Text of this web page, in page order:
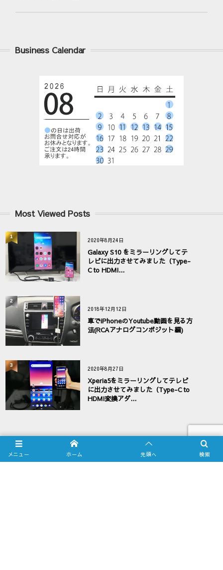
Business Calendar
Most Viewed Posts
2020年8月24日
Galaxy S10 をミラーリングしてテ
レビに出力させてみました（Type-
C to HDMI...
1
2018年12月12日
車でiPhoneのYoutube動画を見る方
法(RCAアナログコンポジット編)
2
2020年8月27日
Xperia5をミラーリングしてテレビ
に出力させてみました（Type-C to
HDMI変換アダ...
3
メニュー 検索
ホーム 先頭へ